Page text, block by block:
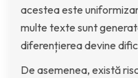
acestea este
multe texte sunt
diferențierea devine
De asemenea, există